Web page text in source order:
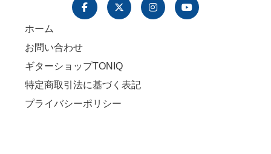
ホーム
お問い合わせ
ギターショップTONIQ
特定商取引法に基づく表記
プライバシーポリシー